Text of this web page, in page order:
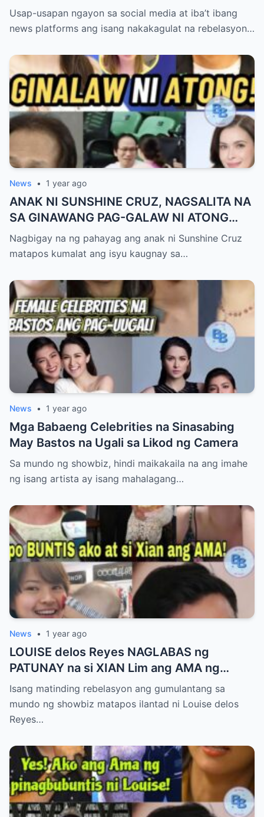
KANYANG ANAK KAY ATONG ANG!
Usap-usapan ngayon sa social media at iba’t ibang
news platforms ang isang nakakagulat na rebelasyon…
News • 1 year ago
ANAK NI SUNSHINE CRUZ, NAGSALITA NA
SA GINAWANG PAG-GALAW NI ATONG
ANG SA KANIYA!
Nagbigay na ng pahayag ang anak ni Sunshine Cruz
matapos kumalat ang isyu kaugnay sa…
News • 1 year ago
Mga Babaeng Celebrities na Sinasabing
May Bastos na Ugali sa Likod ng Camera
Sa mundo ng showbiz, hindi maikakaila na ang imahe
ng isang artista ay isang mahalagang…
News • 1 year ago
LOUISE delos Reyes NAGLABAS ng
PATUNAY na si XIAN Lim ang AMA ng
Kaniyang PINAGBUBUNTIS!
Isang matinding rebelasyon ang gumulantang sa
mundo ng showbiz matapos ilantad ni Louise delos
Reyes…